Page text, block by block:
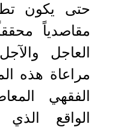
حتى يكون
مقاصدياً
العاجل
مراعاة هذه
الفقهي
الواقع